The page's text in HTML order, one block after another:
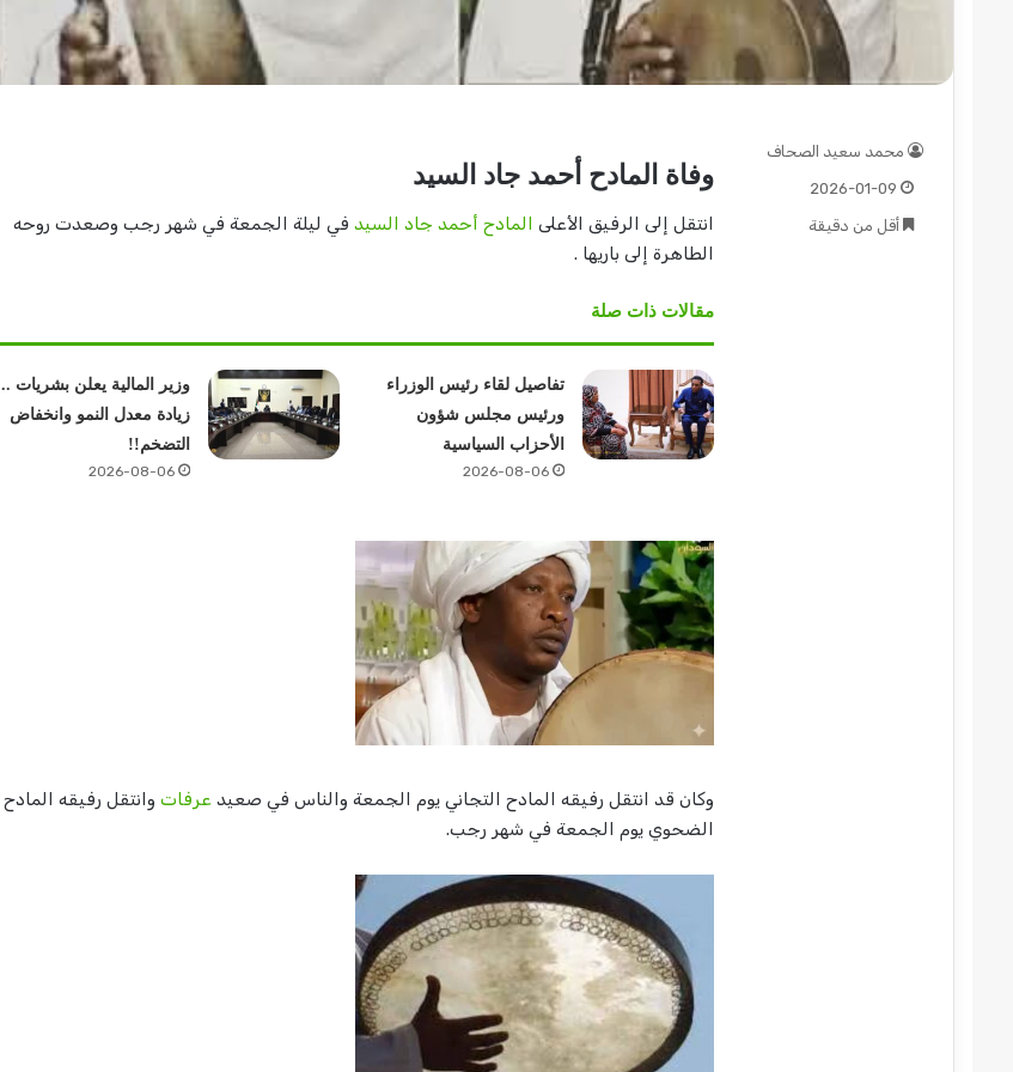
وفاة المادح أحمد جاد السيد
انتقل إلى الرفيق الأعلى المادح أحمد جاد السيدفي ليلة الجمعة في شهر رجب وصعدت روحه
الطاهرة إلى باريها .
مقالات ذات صلة
تفاصيل لقاء رئيس الوزراء
ورئيس مجلس شؤون
الأحزاب السياسية
2026-08-06
وزير المالية يعلن بشريات ..
زيادة معدل النمو وانخفاض
التضخم!!
2026-08-06
وكان قد انتقل رفيقه المادح التجاني يوم الجمعة والناس في صعيد عرفاتوانتقل رفيقه المادح
الضحوي يوم الجمعة في شهر رجب.
محمد سعيد الصحاف
2026-01-09
أقل من دقيقة